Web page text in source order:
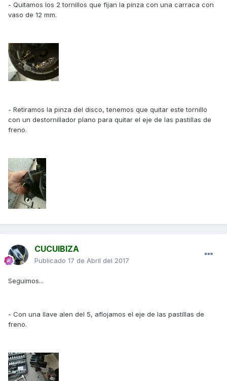
- Quitamos los 2 tornillos que fijan la pinza con una carraca con
vaso de 12 mm.
- Retiramos la pinza del disco, tenemos que quitar este tornillo
con un destornillador plano para quitar el eje de las pastillas de
freno.
CUCUIBIZA
Publicado 17 de Abril del 2017
Seguimos...
- Con una llave alen del 5, aflojamos el eje de las pastillas de
freno.